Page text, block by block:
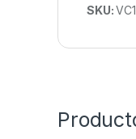
SKU: